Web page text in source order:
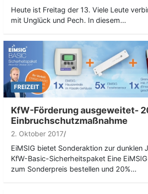
Heute ist Freitag der 13. Viele Leute
mit Unglück und Pech. In diesem…
FREIZEIT
KfW-Förderung ausgeweitet-
Einbruchschutzmaßnahme
2. Oktober 2017
EiMSIG bietet Sonderaktion zur dunklen
KfW-Basic-Sicherheitspaket Eine
zum Sonderpreis bestellen und 20%…